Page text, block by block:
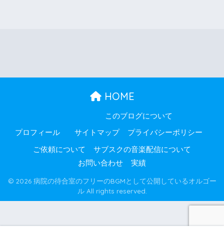
HOME
プロフィール
このブログについて
サイトマップ プライバシーポリシー
ご依頼について
サブスクの音楽配信について
お問い合わせ
実績
© 2026 病院の待合室のフリーのBGMとして公開しているオルゴー
ル All rights reserved.